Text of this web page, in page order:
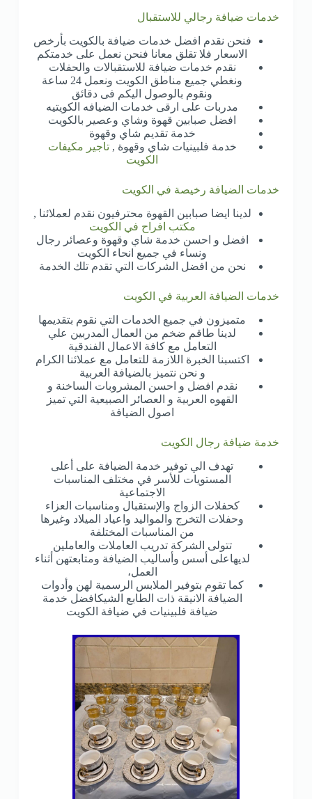
خدمات ضيافة رجالي للاستقبال
فنحن نقدم افضل خدمات ضيافة بالكويت بأرخص
الاسعار فلا تقلق معانا فنحن نعمل على خدمتكم
نقدم خدمات ضيافة للاستقبالات والحفلات
ونغطي جميع مناطق الكويت ونعمل 24 ساعة
ونقوم بالوصول اليكم فى دقائق
مدربات على ارقى خدمات الضيافه الكويتيه
افضل صبابين قهوة وشاي وعصير بالكويت
خدمة تقديم شاي وقهوة
خدمة فلبينيات شاي وقهوة ,تاجير مكيفات
الكويت
خدمات الضيافة رخيصة في الكويت
لدينا ايضا صبابين القهوة محترفيون نقدم لعملائنا ,
مكتب افراح في الكويت
افضل و احسن خدمة شاي وقهوة وعصائر رجال
ونساء في جميع انحاء الكويت
نحن من افضل الشركات التي تقدم تلك الخدمة
خدمات الضيافة العربية في الكويت
متميزون في جميع الخدمات التي نقوم بتقديمها
لدينا طاقم ضخم من العمال المدربين علي
التعامل مع كافة الاعمال الفندقية
اكتسبنا الخبرة اللازمة للتعامل مع عملائنا الكرام
و نحن نتميز بالضيافة العربية
نقدم افضل و احسن المشروبات الساخنة و
القهوه العربية و العصائر الصبيعية التي تميز
اصول الضيافة
خدمة ضيافة رجال الكويت
تهدف الي توفير خدمة الضيافة على أعلى
المستويات للأسر في مختلف المناسبات
الاجتماعية
كحفلات الزواج والإستقبال ومناسبات العزاء
وحفلات التخرج والمواليد واعياد الميلاد وغيرها
من المناسبات المختلفة
تتولى الشركة تدريب العاملات والعاملين
لديهاعلى أسس وأساليب الضيافة ومتابعتهن أثناء
العمل،
كما تقوم بتوفير الملابس الرسمية لهن وأدوات
الضيافة الانيقة ذات الطابع الشيكافضل خدمة
ضيافة فلبينيات في ضيافة الكويت